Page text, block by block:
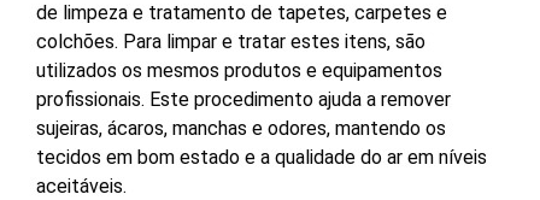
de limpeza e tratamento de tapetes, carpetes e
colchões. Para limpar e tratar estes itens, são
utilizados os mesmos produtos e equipamentos
profissionais. Este procedimento ajuda a remover
sujeiras, ácaros, manchas e odores, mantendo os
tecidos em bom estado e a qualidade do ar em níveis
aceitáveis.